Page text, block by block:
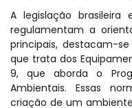
A legislação brasileira
regulamentam a
principais, destacam-
que trata dos
9, que aborda o
Ambientais. Essas
criação de um